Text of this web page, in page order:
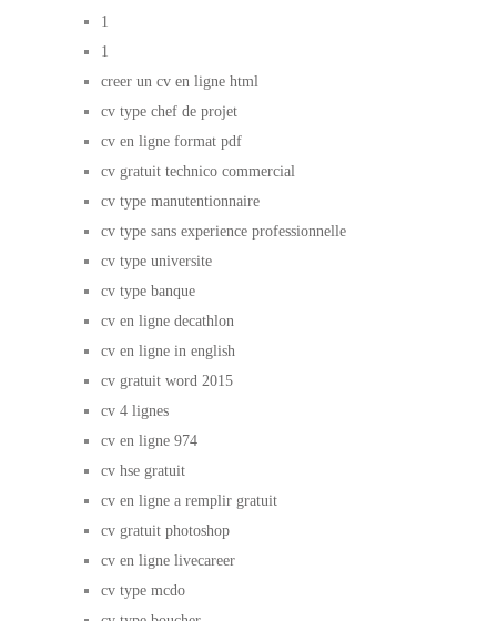
1
1
creer un cv en ligne html
cv type chef de projet
cv en ligne format pdf
cv gratuit technico commercial
cv type manutentionnaire
cv type sans experience professionnelle
cv type universite
cv type banque
cv en ligne decathlon
cv en ligne in english
cv gratuit word 2015
cv 4 lignes
cv en ligne 974
cv hse gratuit
cv en ligne a remplir gratuit
cv gratuit photoshop
cv en ligne livecareer
cv type mcdo